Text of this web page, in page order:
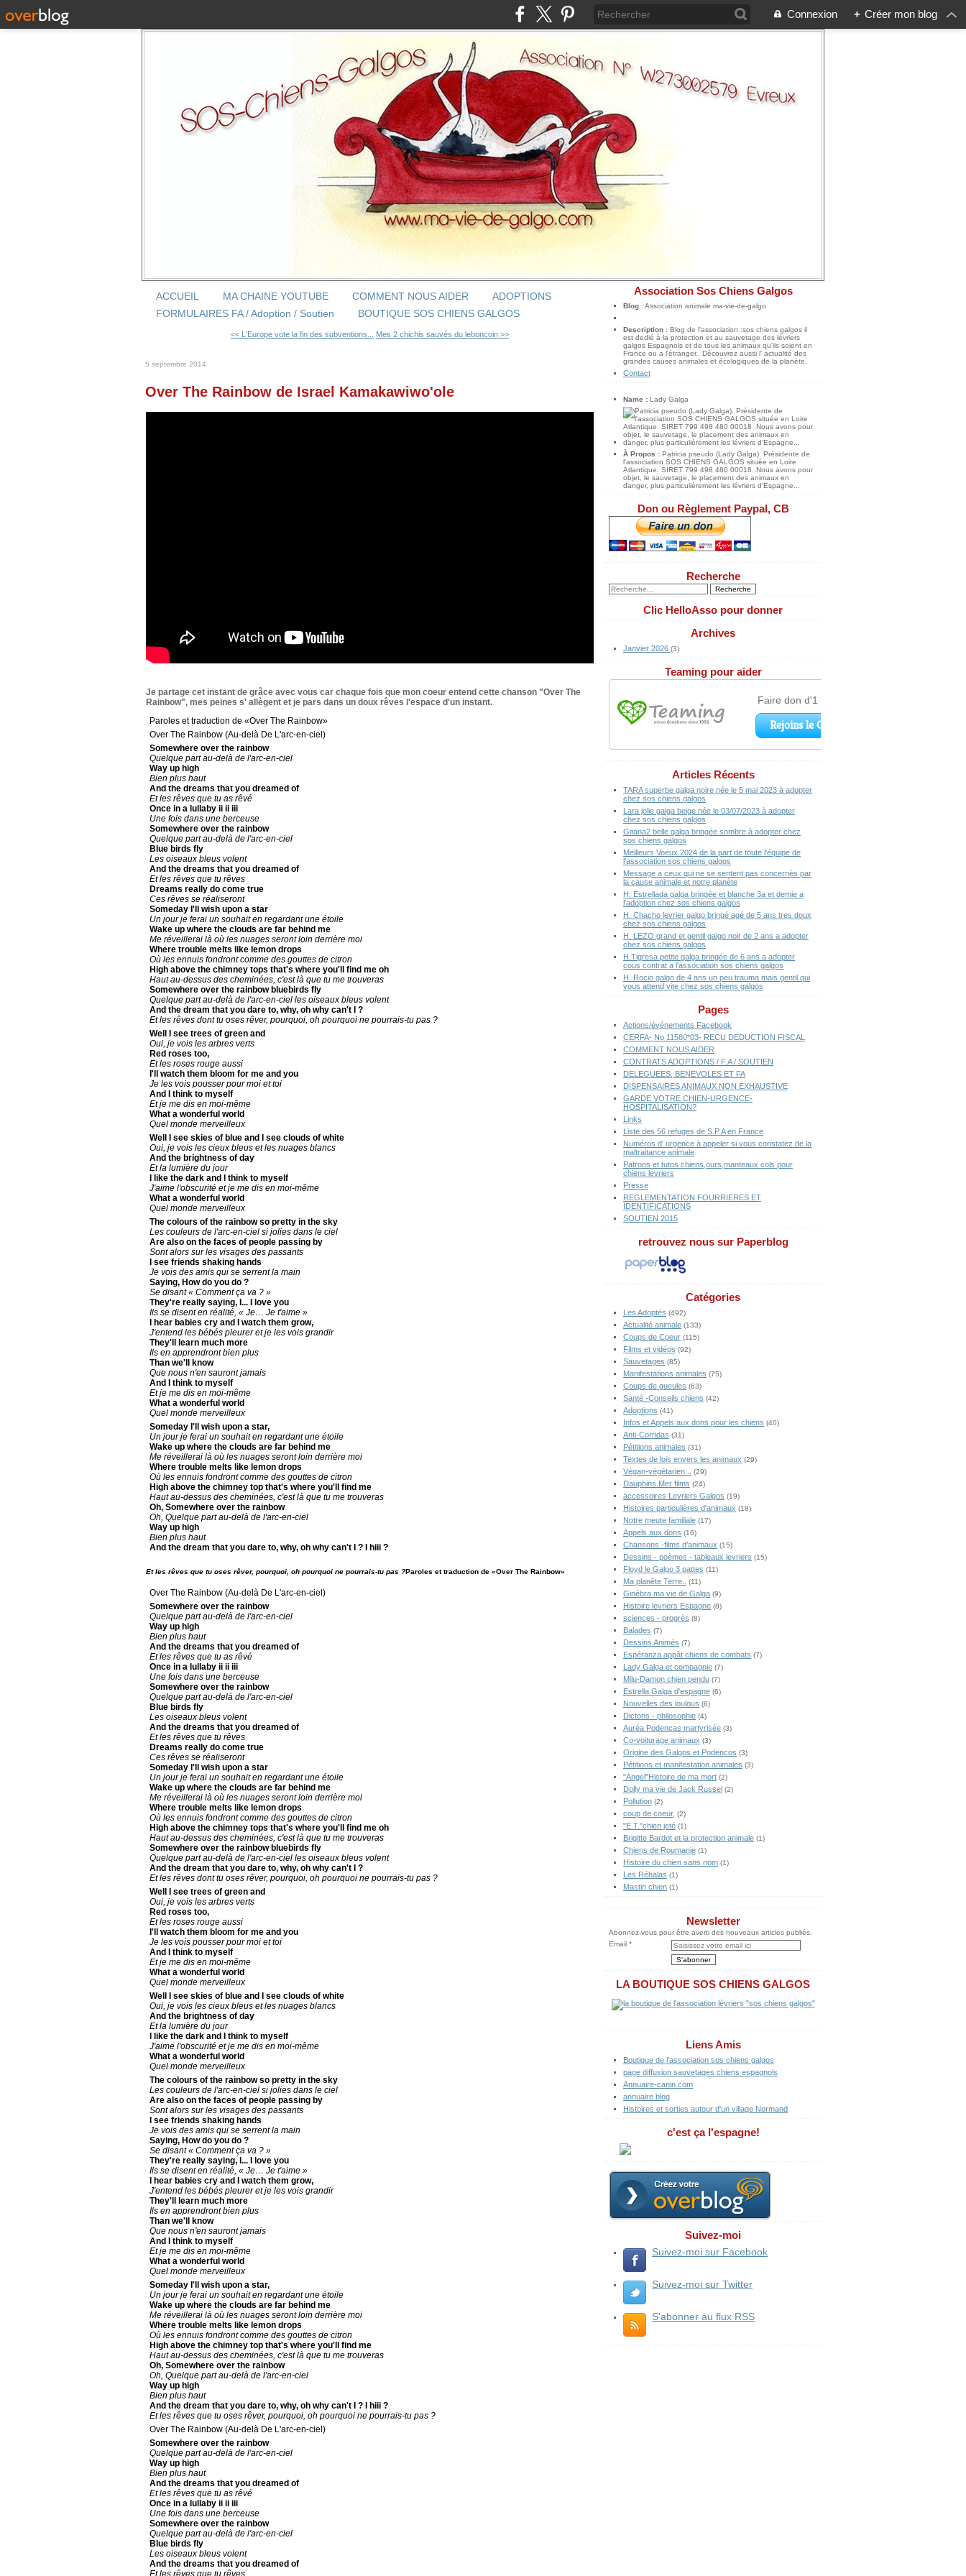
Connexion + Créer mon blog
ACCUEIL MA CHAINE YOUTUBE COMMENT NOUS AIDER
ADOPTIONS
FORMULAIRES FA / Adoption / Soutien
BOUTIQUE SOS CHIENS GALGOS
<< L'Europe vote la fin des subventions... Mes 2 chichis sauvés du leboncoin >>
5 septembre 2014
Over The Rainbow de Israel Kamakawiwo'ole
Je partage cet instant de grâce avec vous car chaque fois que mon coeur entend cette chanson "Over The
Rainbow", mes peines s' allègent et je pars dans un doux rêves l'espace d'un instant.
Paroles et traduction de «Over The Rainbow»
Over The Rainbow (Au-delà De L'arc-en-ciel)
Somewhere over the rainbow
Quelque part au-delà de l'arc-en-ciel
Way up high
Bien plus haut
And the dreams that you dreamed of
Et les rêves que tu as rêvé
Once in a lullaby ii ii iii
Une fois dans une berceuse
Somewhere over the rainbow
Quelque part au-delà de l'arc-en-ciel
Blue birds fly
Les oiseaux bleus volent
And the dreams that you dreamed of
Et les rêves que tu rêves
Dreams really do come true
Ces rêves se réaliseront
Someday I'll wish upon a star
Un jour je ferai un souhait en regardant une étoile
Wake up where the clouds are far behind me
Me réveillerai là où les nuages seront loin derrière moi
Where trouble melts like lemon drops
Où les ennuis fondront comme des gouttes de citron
High above the chimney tops that's where you'll find me oh
Haut au-dessus des cheminées, c'est là que tu me trouveras
Somewhere over the rainbow bluebirds fly
Quelque part au-delà de l'arc-en-ciel les oiseaux bleus volent
And the dream that you dare to, why, oh why can't I ?
Et les rêves dont tu oses rêver, pourquoi, oh pourquoi ne pourrais-tu pas ?
Well I see trees of green and
Oui, je vois les arbres verts
Red roses too,
Et les roses rouge aussi
I'll watch them bloom for me and you
Je les vois pousser pour moi et toi
And I think to myself
Et je me dis en moi-même
What a wonderful world
Quel monde merveilleux
Well I see skies of blue and I see clouds of white
Oui, je vois les cieux bleus et les nuages blancs
And the brightness of day
Et la lumière du jour
I like the dark and I think to myself
J'aime l'obscurité et je me dis en moi-même
What a wonderful world
Quel monde merveilleux
The colours of the rainbow so pretty in the sky
Les couleurs de l'arc-en-ciel si jolies dans le ciel
Are also on the faces of people passing by
Sont alors sur les visages des passants
I see friends shaking hands
Je vois des amis qui se serrent la main
Saying, How do you do ?
Se disant « Comment ça va ? »
They're really saying, I... I love you
Ils se disent en réalité, « Je… Je t'aime »
I hear babies cry and I watch them grow,
J'entend les bébés pleurer et je les vois grandir
They'll learn much more
Ils en apprendront bien plus
Than we'll know
Que nous n'en sauront jamais
And I think to myself
Et je me dis en moi-même
What a wonderful world
Quel monde merveilleux
Someday I'll wish upon a star,
Un jour je ferai un souhait en regardant une étoile
Wake up where the clouds are far behind me
Me réveillerai là où les nuages seront loin derrière moi
Where trouble melts like lemon drops
Où les ennuis fondront comme des gouttes de citron
High above the chimney top that's where you'll find me
Haut au-dessus des cheminées, c'est là que tu me trouveras
Oh, Somewhere over the rainbow
Oh, Quelque part au-delà de l'arc-en-ciel
Way up high
Bien plus haut
And the dream that you dare to, why, oh why can't I ? I hiii ?
Et les rêves que tu oses rêver, pourquoi, oh pourquoi ne pourrais-tu pas ?Paroles et traduction de «Over The Rainbow»
Over The Rainbow (Au-delà De L'arc-en-ciel)
Somewhere over the rainbow
Quelque part au-delà de l'arc-en-ciel
Way up high
Bien plus haut
And the dreams that you dreamed of
Et les rêves que tu as rêvé
Once in a lullaby ii ii iii
Une fois dans une berceuse
Somewhere over the rainbow
Quelque part au-delà de l'arc-en-ciel
Blue birds fly
Les oiseaux bleus volent
And the dreams that you dreamed of
Et les rêves que tu rêves
Dreams really do come true
Ces rêves se réaliseront
Someday I'll wish upon a star
Un jour je ferai un souhait en regardant une étoile
Wake up where the clouds are far behind me
Me réveillerai là où les nuages seront loin derrière moi
Where trouble melts like lemon drops
Où les ennuis fondront comme des gouttes de citron
High above the chimney tops that's where you'll find me oh
Haut au-dessus des cheminées, c'est là que tu me trouveras
Somewhere over the rainbow bluebirds fly
Quelque part au-delà de l'arc-en-ciel les oiseaux bleus volent
And the dream that you dare to, why, oh why can't I ?
Et les rêves dont tu oses rêver, pourquoi, oh pourquoi ne pourrais-tu pas ?
Well I see trees of green and
Oui, je vois les arbres verts
Red roses too,
Et les roses rouge aussi
I'll watch them bloom for me and you
Je les vois pousser pour moi et toi
And I think to myself
Et je me dis en moi-même
What a wonderful world
Quel monde merveilleux
Well I see skies of blue and I see clouds of white
Oui, je vois les cieux bleus et les nuages blancs
And the brightness of day
Et la lumière du jour
I like the dark and I think to myself
J'aime l'obscurité et je me dis en moi-même
What a wonderful world
Quel monde merveilleux
The colours of the rainbow so pretty in the sky
Les couleurs de l'arc-en-ciel si jolies dans le ciel
Are also on the faces of people passing by
Sont alors sur les visages des passants
I see friends shaking hands
Je vois des amis qui se serrent la main
Saying, How do you do ?
Se disant « Comment ça va ? »
They're really saying, I... I love you
Ils se disent en réalité, « Je… Je t'aime »
I hear babies cry and I watch them grow,
J'entend les bébés pleurer et je les vois grandir
They'll learn much more
Ils en apprendront bien plus
Than we'll know
Que nous n'en sauront jamais
And I think to myself
Et je me dis en moi-même
What a wonderful world
Quel monde merveilleux
Someday I'll wish upon a star,
Un jour je ferai un souhait en regardant une étoile
Wake up where the clouds are far behind me
Me réveillerai là où les nuages seront loin derrière moi
Where trouble melts like lemon drops
Où les ennuis fondront comme des gouttes de citron
High above the chimney top that's where you'll find me
Haut au-dessus des cheminées, c'est là que tu me trouveras
Oh, Somewhere over the rainbow
Oh, Quelque part au-delà de l'arc-en-ciel
Way up high
Bien plus haut
And the dream that you dare to, why, oh why can't I ? I hiii ?
Et les rêves que tu oses rêver, pourquoi, oh pourquoi ne pourrais-tu pas ?
Over The Rainbow (Au-delà De L'arc-en-ciel)
Somewhere over the rainbow
Quelque part au-delà de l'arc-en-ciel
Way up high
Bien plus haut
And the dreams that you dreamed of
Et les rêves que tu as rêvé
Once in a lullaby ii ii iii
Une fois dans une berceuse
Somewhere over the rainbow
Quelque part au-delà de l'arc-en-ciel
Blue birds fly
Les oiseaux bleus volent
And the dreams that you dreamed of
Et les rêves que tu rêves
Association Sos Chiens Galgos
Blog : Association animale ma-vie-de-galgo
Description : Blog de l'association :sos chiens galgos il
est dedié à la protection et au sauvetage des lévriers
galgos Espagnols et de tous les animaux qu'ils soient en
France ou a l'étranger.. Découvrez aussi l' actualité des
grandes causes animales et écologiques de la planète,
Contact
Name : Lady Galga
À Propos : Patricia pseudo (Lady Galga). Présidente de
l'association SOS CHIENS GALGOS située en Loire
Atlantique. SIRET 799 498 480 00018 .Nous avons pour
objet, le sauvetage, le placement des animaux en
danger, plus particulièrement les lévriers d'Espagne...
Don ou Règlement Paypal, CB
Recherche
Clic HelloAsso pour donner
Archives
Janvier 2026 (3)
Teaming pour aider
Articles Récents
TARA superbe galga noire née le 5 mai 2023 à adopter
chez sos chiens galgos
Lara jolie galga beige née le 03/07/2023 à adopter
chez sos chiens galgos
Gitana2 belle galga bringée sombre à adopter chez
sos chiens galgos
Meilleurs Voeux 2024 de la part de toute l'équipe de
l'association sos chiens galgos
Message a ceux qui ne se sentent pas concernés par
la cause animale et notre planète
H. Estrellada galga bringée et blanche 3a et demie a
l'adoption chez sos chiens galgos
H. Chacho levrier galgo bringé agé de 5 ans tres doux
chez sos chiens galgos
H. LEZO grand et gentil galgo noir de 2 ans a adopter
chez sos chiens galgos
H.Tigresa petite galga bringée de 6 ans a adopter
cous contrat a l'association sos chiens galgos
H. Rocio galgo de 4 ans un peu trauma mais gentil qui
vous attend vite chez sos chiens galgos
Pages
Actions/événements Facebook
CERFA- No 11580*03- RECU DEDUCTION FISCAL
COMMENT NOUS AIDER
CONTRATS ADOPTIONS / F.A / SOUTIEN
DELEGUEES, BENEVOLES ET FA
DISPENSAIRES ANIMAUX NON EXHAUSTIVE
GARDE VOTRE CHIEN-URGENCE-
HOSPITALISATION?
Links
Liste des 56 refuges de S.P.A en France
Numéros d' urgence à appeler si vous constatez de la
maltraitance animale
Patrons et tutos chiens,ours,manteaux cols pour
chiens levriers
Presse
REGLEMENTATION FOURRIERES ET
IDENTIFICATIONS
SOUTIEN 2015
retrouvez nous sur Paperblog
Catégories
Les Adoptés (492)
Actualité animale (133)
Coups de Coeur (115)
Films et vidéos (92)
Sauvetages (85)
Manifestations animales (75)
Coups de gueules (63)
Santé -Conseils chiens (42)
Adoptions (41)
Infos et Appels aux dons pour les chiens (40)
Anti-Corridas (31)
Pétitions animales (31)
Textes de lois envers les animaux (29)
Végan-végétarien... (29)
Dauphins Mer films (24)
accessoires Levriers Galgos (19)
Histoires particulières d'animaux (18)
Notre meute familiale (17)
Appels aux dons (16)
Chansons -films d'animaux (15)
Dessins - poèmes - tableaux levriers (15)
Floyd le Galgo 3 pattes (11)
Ma planête Terre.. (11)
Ginébra ma vie de Galga (9)
Histoire levriers Espagne (8)
sciences - progrès (8)
Balades (7)
Dessins Animés (7)
Espéranza appât chiens de combats (7)
Lady Galga et compagnie (7)
Milu-Damon chien pendu (7)
Estrella Galga d'espagne (6)
Nouvelles des loulous (6)
Dictons - philosophie (4)
Auréa Podencas martyrisée (3)
Co-voiturage animaux (3)
Origine des Galgos et Podencos (3)
Pétitions et manifestation animales (3)
"Angel"Histoire de ma mort (2)
Dolly ma vie de Jack Russel (2)
Pollution (2)
coup de coeur, (2)
"E.T."chien jeté (1)
Brigitte Bardot et la protection animale (1)
Chiens de Roumanie (1)
Histoire du chien sans nom (1)
Les Réhalas (1)
Mastin chien (1)
Newsletter
Abonnez-vous pour être averti des nouveaux articles publiés.
Email
LA BOUTIQUE SOS CHIENS GALGOS
Liens Amis
Boutique de l'association sos chiens galgos
page diffusion sauvetages chiens espagnols
Annuaire-canin.com
annuaire blog
Histoires et sorties autour d'un village Normand
c'est ça l'espagne!
Suivez-moi
Suivez-moi sur Facebook
Suivez-moi sur Twitter
S'abonner au flux RSS